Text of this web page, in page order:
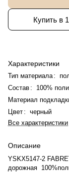
Купить в
Характеристики
Тип материала :
Состав :
100%
Материал
Цвет : черный
Все характеристики
Описание
YSKX5147-2
дорожная